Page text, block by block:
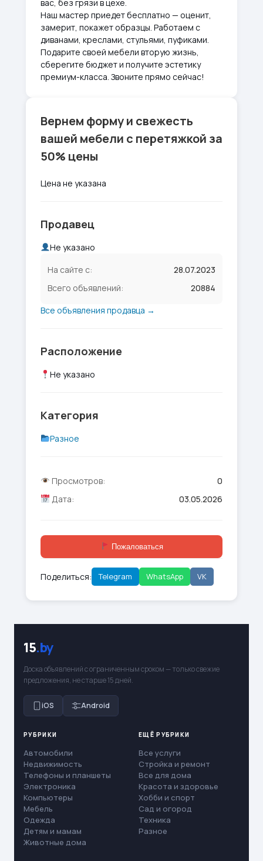
вас, без грязи в цехе.
Наш мастер приедет бесплатно — оценит,
замерит, покажет образцы. Работаем с
диванами, креслами, стульями, пуфиками.
Подарите своей мебели вторую жизнь,
сберегите бюджет и получите эстетику
премиум-класса. Звоните прямо сейчас!
Вернем форму и свежесть
вашей мебели с перетяжкой за
50% цены
Цена не указана
Продавец
Не указано
На сайте с:
28.07.2023
Всего объявлений:
20884
Все объявления продавца →
Расположение
Не указано
Категория
Разное
Просмотров:
0
Дата:
03.05.2026
Пожаловаться
Поделиться: Telegram WhatsApp VK
15.by
Доска объявлений с ограниченным сроком — только свежие
предложения, не старше 15 дней.
iOS Android
РУБРИКИ
Автомобили
Недвижимость
Телефоны и планшеты
Электроника
Компьютеры
Мебель
Одежда
Детям и мамам
Животные дома
ЕЩЁ РУБРИКИ
Все услуги
Стройка и ремонт
Все для дома
Красота и здоровье
Хобби и спорт
Сад и огород
Техника
Разное